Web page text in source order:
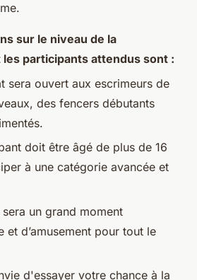
sur le niveau de la
participants attendus sont :
sera ouvert aux escrimeurs de
des fencers débutants
doit être âgé de plus de 16
à une catégorie avancée et
un grand moment
et d’amusement pour tout le
d'essayer votre chance à la